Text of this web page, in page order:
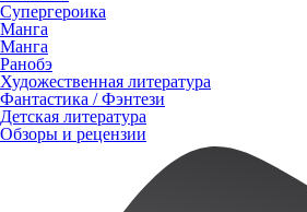
Супергероика
Манга
Манга
Ранобэ
Художественная литература
Фантастика / Фэнтези
Детская литература
Обзоры и рецензии